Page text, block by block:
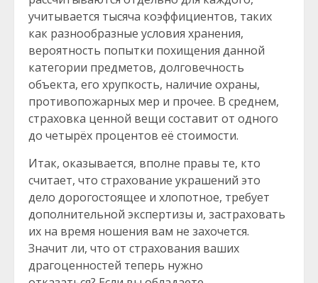
учитывается тысяча коэффициентов, таких
как разнообразные условия хранения,
вероятность попытки похищения данной
категории предметов, долговечность
объекта, его хрупкость, наличие охраны,
противопожарных мер и прочее. В среднем,
страховка ценной вещи составит от одного
до четырёх процентов её стоимости.
Итак, оказывается, вполне правы те, кто
считает, что страхование украшений это
дело дорогостоящее и хлопотное, требует
дополнительной экспертизы и, застраховать
их на время ношения вам не захочется.
Значит ли, что от страхования ваших
драгоценностей теперь нужно